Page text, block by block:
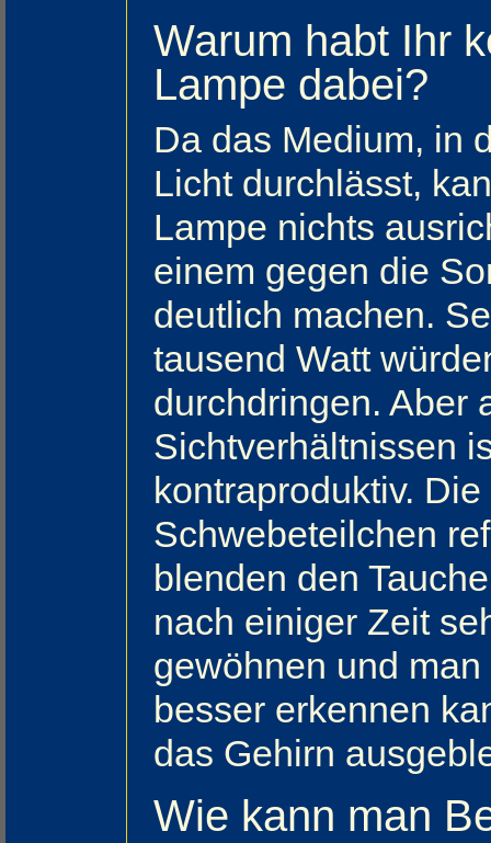
Warum habt Ihr
Lampe dabei?
Da das Medium, in
Licht durchlässt,
Lampe nichts
einem gegen die
deutlich machen.
tausend Watt
durchdringen. Aber
Sichtverhältnissen
kontraproduktiv.
Schwebeteilchen
blenden den
nach einiger Zeit
gewöhnen und
besser erkennen
das Gehirn
Wie kann man